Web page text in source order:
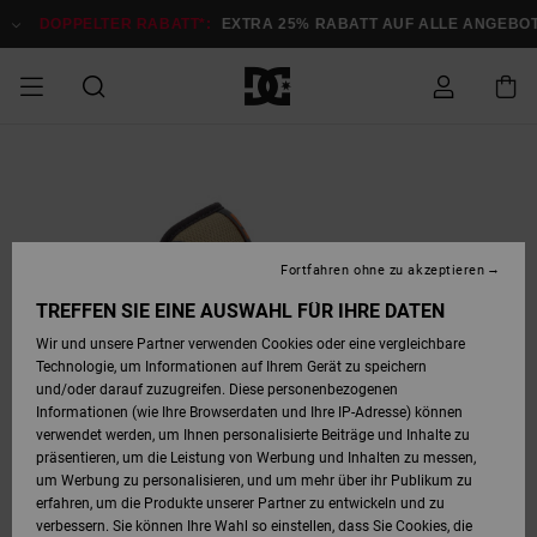
Produktinformation
DOPPELTER RABATT*: EXTRA 25% RABATT AUF ALLE
Accessoires
SALE SNOW
T-Shirts
Jacken &
SALE FRAUEN
SALE KINDER Sale
Sale Snow
Jacken &
Hoodies &
Lynx
Pure
Net
Alle ansehen
HIGHLIGHTS
DC Command
Manteca
Construct
Ascend
SCHUHE Sneakers
Sandalen
Winterschuhe
Snowboard
BEKLEIDUNG
T-shirts
Hemden
Jeans
Jacken &
ACCESSOIRES
Taschen &
Alle ansehen
HIGHLIGHTS
DC Command
Manteca
Best Sellers
SCHUHE Skate
Sandalen
Snowboard
Unisex
KLEIDUNG
Alle ansehen
KINDER
Stag
SCHUHE
Babyschuhe
Sneakers
Alle ansehen
BEKLEIDUNG
Sweatshirts &
Hemden
ACCESSOIRES
Taschen
Alle ansehen
SKATE
COMMUNITY
Snowboard
Winterschuhe
Polarfleece &
Softshells
FRAUEN
Alle ansehen
SNOW SHOP FÜR
KINDER
Mützen
Alle ansehen
Versand
Retouren
Bezahlung
Geschenkkarte
TREFFEN SIE EINE AUSWAHL FÜR IHRE DATEN
Wir und unsere Partner verwenden Cookies oder eine vergleichbare
Technologie, um Informationen auf Ihrem Gerät zu speichern
und/oder darauf zuzugreifen. Diese personenbezogenen
Informationen (wie Ihre Browserdaten und Ihre IP-Adresse) können
verwendet werden, um Ihnen personalisierte Beiträge und Inhalte zu
präsentieren, um die Leistung von Werbung und Inhalten zu messen,
um Werbung zu personalisieren, und um mehr über ihr Publikum zu
erfahren, um die Produkte unserer Partner zu entwickeln und zu
verbessern. Sie können Ihre Wahl so einstellen, dass Sie Cookies, die
Fortfahren ohne zu akzeptieren